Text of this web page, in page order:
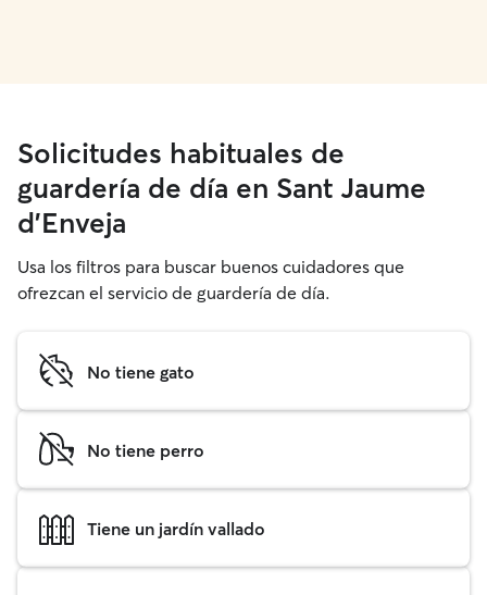
Solicitudes habituales de
guardería de día en Sant Jaume
d'Enveja
Usa los filtros para buscar buenos cuidadores que
ofrezcan el servicio de guardería de día.
No tiene gato
No tiene perro
Tiene un jardín vallado